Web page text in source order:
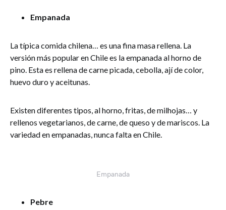
Empanada
La típica comida chilena… es una fina masa rellena. La
versión más popular en Chile es la empanada al horno de
pino. Esta es rellena de carne picada, cebolla, ají de color,
huevo duro y aceitunas.
Existen diferentes tipos, al horno, fritas, de milhojas… y
rellenos vegetarianos, de carne, de queso y de mariscos. La
variedad en empanadas, nunca falta en Chile.
Empanada
Pebre